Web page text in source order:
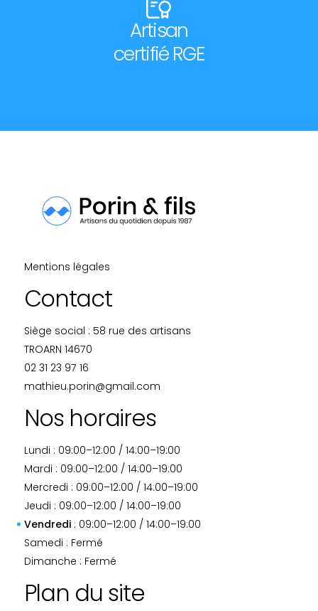
Artisan
certifié RGE
Mentions légales
Contact
Siège social : 58 rue des artisans
TROARN 14670
02 31 23 97 16
mathieu.porin@gmail.com
Nos horaires
Lundi : 09:00–12:00 / 14:00–19:00
Mardi : 09:00–12:00 / 14:00–19:00
Mercredi : 09:00–12:00 / 14:00–19:00
Jeudi : 09:00–12:00 / 14:00–19:00
Vendredi : 09:00–12:00 / 14:00–19:00
Samedi : Fermé
Dimanche : Fermé
Plan du site